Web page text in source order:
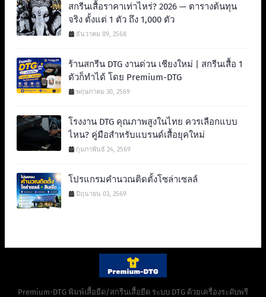
สกรีนเสื้อราคาเท่าไหร่? 2026 — ตารางต้นทุน
จริง ตั้งแต่ 1 ตัว ถึง 1,000 ตัว
ธันวาคม 09, 2568
ร้านสกรีน DTG งานด่วน เชียงใหม่ | สกรีนเสื้อ 1
ตัวก็ทำได้ โดย Premium-DTG
พฤษภาคม 30, 2569
โรงงาน DTG คุณภาพสูงในไทย ควรเลือกแบบ
ไหน? คู่มือสำหรับแบรนด์เสื้อยุคใหม่
กุมภาพันธ์ 24, 2569
โปรแกรมคำนวณติดตั้งโซล่าเซลล์
มิถุนายน 03, 2569
Premium-DTG พิมพ์เสื้อยืด/สกรีนเสื้อยืด ระบบ DTG ด้วยเครื่องระดับพรี